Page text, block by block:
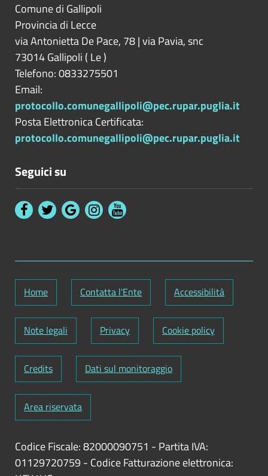
Comune di Gallipoli
Provincia di Lecce
via Antonietta De Pace, 78 | via Pavia, snc
73014Gallipoli ( Le)
Telefono: 0833275501
Email:
protocollo.comunegallipoli@pec.rupar.puglia.it
Posta Elettronica Certificata:
protocollo.comunegallipoli@pec.rupar.puglia.it
Seguici su
Home Contatta l'Ente Accessibilità
Note legali Privacy Cookie policy
Credits Dati sul monitoraggio
Area riservata
Codice Fiscale: 82000090751 - Partita IVA:
01129720759- Codice Fatturazione elettronica: